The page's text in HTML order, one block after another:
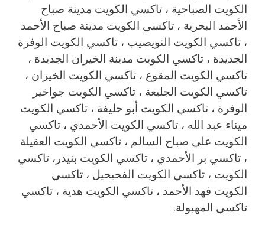
الكويت الصباحية ، تاكسي الكويت مدينة صباح
الأحمد البحرية ، تاكسي الكويت مدينة صباح الأحمد
، تاكسي الكويت النويصيب ، تاكسي الكويت الوفرة
الجديدة ، تاكسي الكويت مدينة الخيران الجديدة ،
تاكسي الكويت المقوع ، تاكسي الكويت الخيران ،
تاكسي الكويت الجليعة ، تاكسي الكويت جواخير
الوفرة ، تاكسي الكويت أبو حليفة ، تاكسي الكويت
ميناء عبد الله ، تاكسي الكويت الأحمدي ، تاكسي
الكويت علي صباح السالم ، تاكسي الكويت العقيلة
، تاكسي بر الأحمدي ، تاكسي الكويت بنيدر، تاكسي
الكويت ، تاكسي الكويت الفحيحيل ، تاكسي
الكويت فهد الأحمد ، تاكسي الكويت هدية ، تاكسي
تاكسي المهبولة.